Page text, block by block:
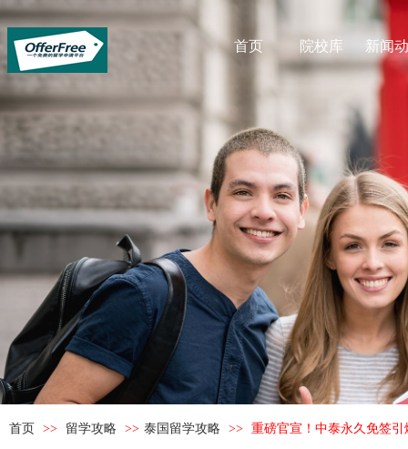
首页 院校库 新闻
首页 >> 留学攻略 >> 泰国留学攻略 >> 重磅官宣！中泰永久免签引